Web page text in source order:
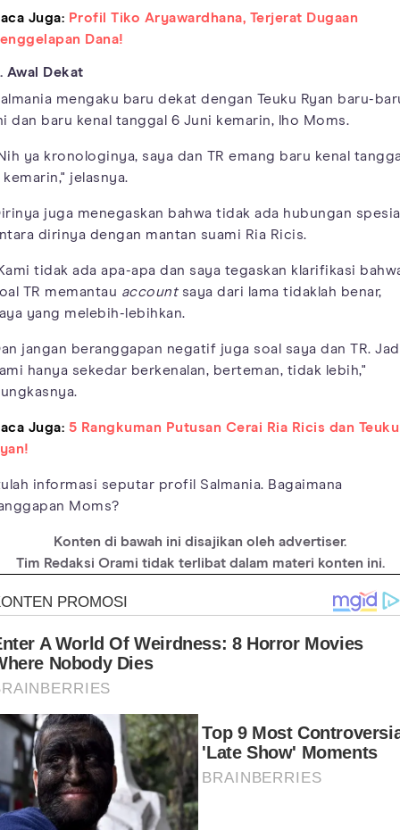
Juga: Profil Tiko Aryawardhana, Terjerat Dugaan
Dana!
Awal Dekat
mengaku baru dekat dengan Teuku Ryan baru-
dan baru kenal tanggal 6 Juni kemarin, lho Moms.
ya kronologinya, saya dan TR emang baru kenal
kemarin," jelasnya.
juga menegaskan bahwa tidak ada hubungan
dirinya dengan mantan suami Ria Ricis.
tidak ada apa-apa dan saya tegaskan klarifikasi
TR memantau accountsaya dari lama tidaklah benar,
yang melebih-lebihkan.
jangan beranggapan negatif juga soal saya dan TR.
hanya sekedar berkenalan, berteman, tidak lebih,"
Juga: 5 Rangkuman Putusan Cerai Ria Ricis dan Teuku
informasi seputar profil Salmania. Bagaimana
Moms?
Konten di bawah ini disajikan oleh advertiser.
Tim Redaksi Orami tidak terlibat dalam materi konten ini.